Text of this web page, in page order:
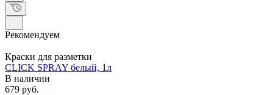
Рекомендуем
Краски для разметки
CLICK SPRAY белый, 1л
В наличии
679 руб.